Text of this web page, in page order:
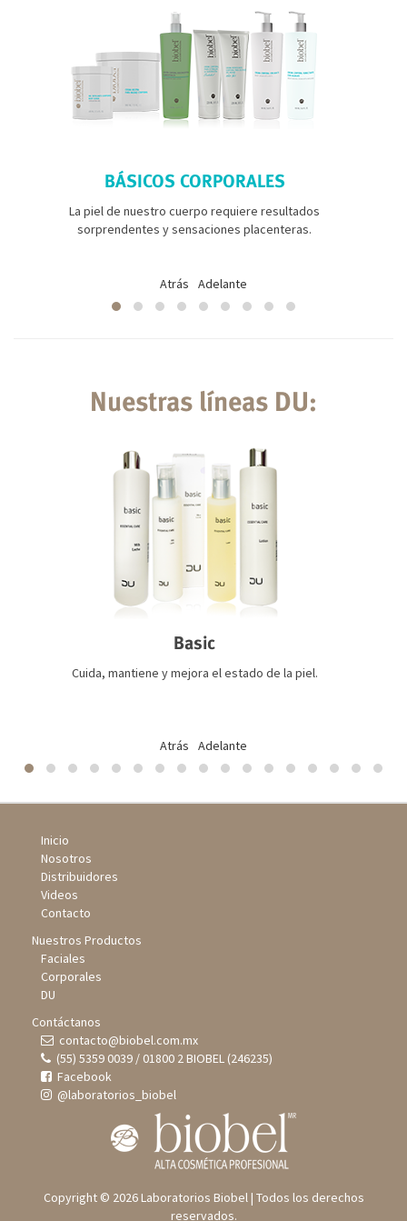
BÁSICOS CORPORALES
La piel de nuestro cuerpo requiere resultados
sorprendentes y sensaciones placenteras.
Atrás Adelante
Nuestras líneas DU:
Basic
Cuida, mantiene y mejora el estado de la piel.
Atrás Adelante
Inicio
Nosotros
Distribuidores
Videos
Contacto
Nuestros Productos
Faciales
Corporales
DU
Contáctanos
contacto@biobel.com.mx
(55) 5359 0039 / 01800 2 BIOBEL (246235)
Facebook
@laboratorios_biobel
Copyright © 2026 Laboratorios Biobel | Todos los derechos
reservados.